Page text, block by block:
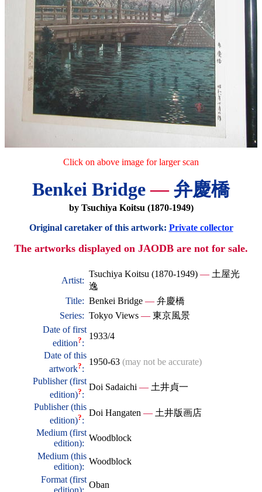
Click on above image for larger scan
Benkei Bridge—弁慶橋
by Tsuchiya Koitsu (1870-1949)
Original caretaker of this artwork: Private collector
The artworks displayed on JAODB are not for sale.
Artist:
Tsuchiya Koitsu (1870-1949) — 土屋光
逸
Title: Benkei Bridge — 弁慶橋
Series: Tokyo Views — 東京風景
Date of first
edition?:
1933/4
Date of this
artwork?:
1950-63 (may not be accurate)
Publisher (first
edition)?:
Doi Sadaichi — 土井貞一
Publisher (this
edition)?:
Doi Hangaten — 土井版画店
Medium (first
edition):
Woodblock
Medium (this
edition):
Woodblock
Format (first
Oban